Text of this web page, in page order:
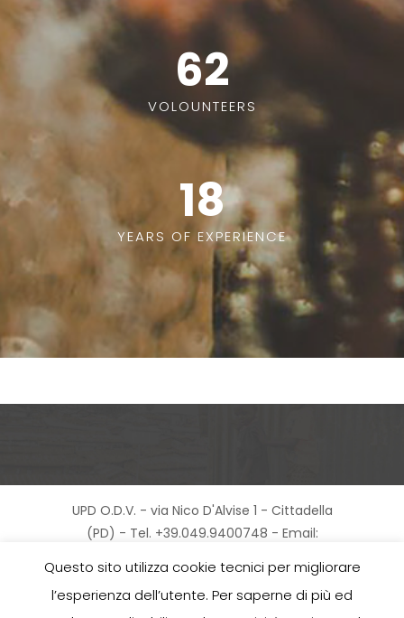
62
VOLOUNTEERS
18
YEARS OF EXPERIENCE
UPD O.D.V. - via Nico D'Alvise 1 - Cittadella
(PD) - Tel. +39.049.9400748 - Email:
Cookie Policy
Questo sito utilizza cookie tecnici per migliorare
l’esperienza dell’utente. Per saperne di più ed